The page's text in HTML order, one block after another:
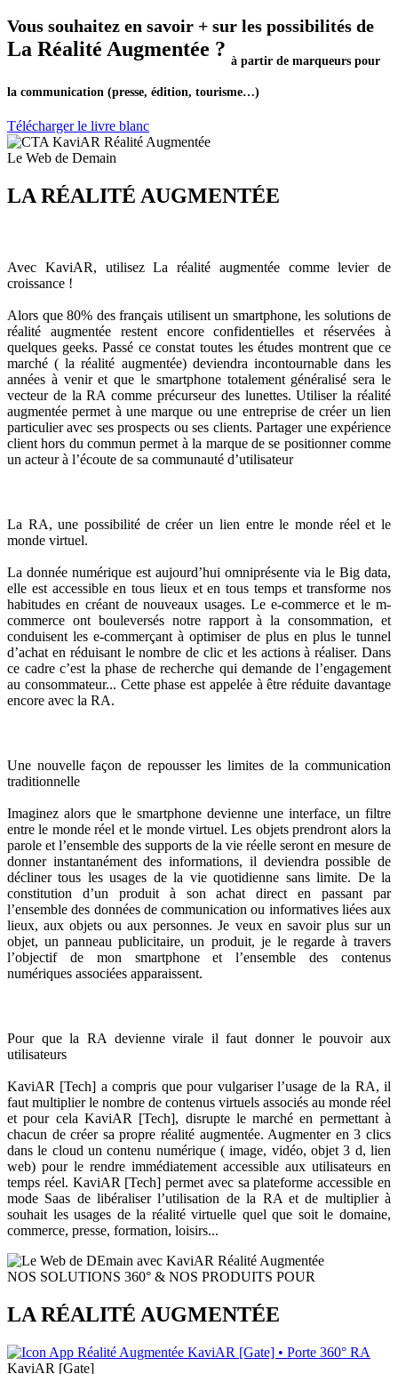
Vous souhaitez en savoir + sur les possibilités de
La Réalité Augmentée ?
à partir de marqueurs pour
la communication (presse, édition, tourisme…)
Télécharger le livre blanc
Le Web de Demain
LA RÉALITÉ AUGMENTÉE
Avec KaviAR, utilisez La réalité augmentée comme levier de
croissance !
Alors que 80% des français utilisent un smartphone, les solutions de
réalité augmentée restent encore confidentielles et réservées à
quelques geeks. Passé ce constat toutes les études montrent que ce
marché ( la réalité augmentée) deviendra incontournable dans les
années à venir et que le smartphone totalement généralisé sera le
vecteur de la RA comme précurseur des lunettes. Utiliser la réalité
augmentée permet à une marque ou une entreprise de créer un lien
particulier avec ses prospects ou ses clients. Partager une expérience
client hors du commun permet à la marque de se positionner comme
un acteur à l’écoute de sa communauté d’utilisateur
La RA, une possibilité de créer un lien entre le monde réel et le
monde virtuel.
La donnée numérique est aujourd’hui omniprésente via le Big data,
elle est accessible en tous lieux et en tous temps et transforme nos
habitudes en créant de nouveaux usages. Le e-commerce et le m-
commerce ont bouleversés notre rapport à la consommation, et
conduisent les e-commerçant à optimiser de plus en plus le tunnel
d’achat en réduisant le nombre de clic et les actions à réaliser. Dans
ce cadre c’est la phase de recherche qui demande de l’engagement
au consommateur... Cette phase est appelée à être réduite davantage
encore avec la RA.
Une nouvelle façon de repousser les limites de la communication
traditionnelle
Imaginez alors que le smartphone devienne une interface, un filtre
entre le monde réel et le monde virtuel. Les objets prendront alors la
parole et l’ensemble des supports de la vie réelle seront en mesure de
donner instantanément des informations, il deviendra possible de
décliner tous les usages de la vie quotidienne sans limite. De la
constitution d’un produit à son achat direct en passant par
l’ensemble des données de communication ou informatives liées aux
lieux, aux objets ou aux personnes. Je veux en savoir plus sur un
objet, un panneau publicitaire, un produit, je le regarde à travers
l’objectif de mon smartphone et l’ensemble des contenus
numériques associées apparaissent.
Pour que la RA devienne virale il faut donner le pouvoir aux
utilisateurs
KaviAR [Tech] a compris que pour vulgariser l’usage de la RA, il
faut multiplier le nombre de contenus virtuels associés au monde réel
et pour cela KaviAR [Tech], disrupte le marché en permettant à
chacun de créer sa propre réalité augmentée. Augmenter en 3 clics
dans le cloud un contenu numérique ( image, vidéo, objet 3 d, lien
web) pour le rendre immédiatement accessible aux utilisateurs en
temps réel. KaviAR [Tech] permet avec sa plateforme accessible en
mode Saas de libéraliser l’utilisation de la RA et de multiplier à
souhait les usages de la réalité virtuelle quel que soit le domaine,
commerce, presse, formation, loisirs...
NOS SOLUTIONS 360° & NOS PRODUITS POUR
LA RÉALITÉ AUGMENTÉE
KaviAR [Gate]